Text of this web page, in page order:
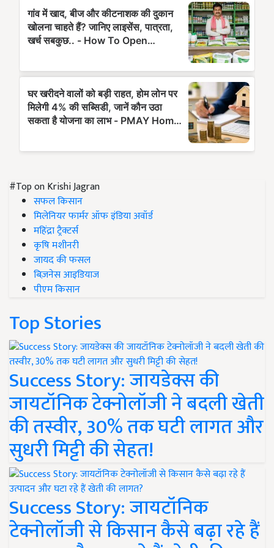
#Top on Krishi Jagran
सफल किसान
मिलेनियर फार्मर ऑफ इंडिया अवॉर्ड
महिंद्रा ट्रैक्टर्स
कृषि मशीनरी
जायद की फसल
बिज़नेस आइडियाज
पीएम किसान
Top Stories
Success Story: जायडेक्स की
जायटॉनिक टेक्नोलॉजी ने बदली खेती
की तस्वीर, 30% तक घटी लागत और
सुधरी मिट्टी की सेहत!
Success Story: जायटॉनिक
टेक्नोलॉजी से किसान कैसे बढ़ा रहे हैं